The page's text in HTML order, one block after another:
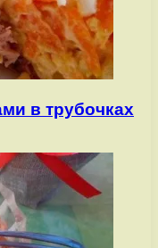
в трубочках